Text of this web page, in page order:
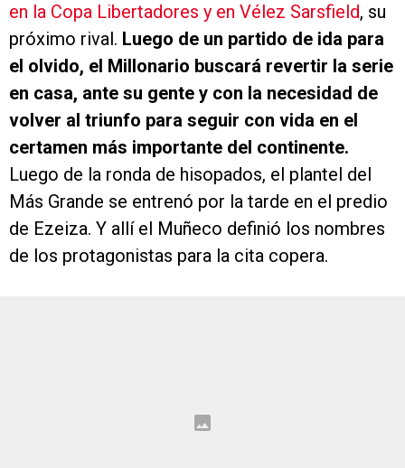
en la Copa Libertadores y en Vélez Sarsfield, su
próximo rival. Luego de un partido de ida para
el olvido, el Millonario buscará revertir la serie
en casa, ante su gente y con la necesidad de
volver al triunfo para seguir con vida en el
certamen más importante del continente.
Luego de la ronda de hisopados, el plantel del
Más Grande se entrenó por la tarde en el predio
de Ezeiza. Y allí el Muñeco definió los nombres
de los protagonistas para la cita copera.